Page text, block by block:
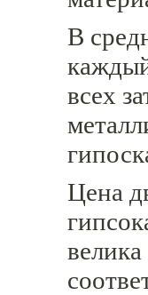
В
всех
Цена